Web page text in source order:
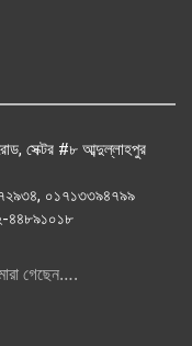
সেক্টর #৮ আব্দুল্লাহপুর
০১৭১৩৩৯৪৭৯৯
৪৪৮৯১০১৮
গেছেন….